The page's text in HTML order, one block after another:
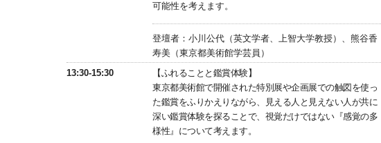
可能性を考えます。
登壇者：小川公代（英文学者、上智大学教授）、熊谷香
寿美（東京都美術館学芸員）
13:30-15:30
【ふれることと鑑賞体験】
東京都美術館で開催された特別展や企画展での触図を使っ
た鑑賞をふりかえりながら、見える人と見えない人が共に
深い鑑賞体験を探ることで、視覚だけではない『感覚の多
様性』について考えます。